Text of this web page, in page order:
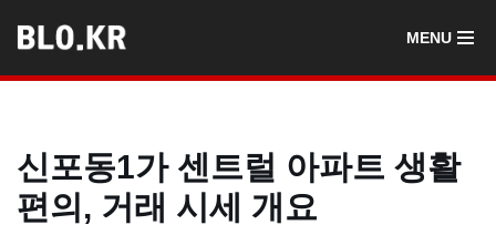
텐
건
너
뛰
MENU
신포동1가 센트럴 아파트 생활
편의, 거래 시세 개요